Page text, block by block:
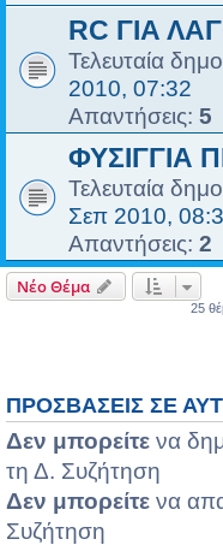
RC ΓΙΑ
Τελευταία
2010, 07:32
Απαντήσεις: 5
ΦΥΣΙΓΓΙΑ
Τελευταία
Σεπ 2010,
Απαντήσεις: 2
Νέο Θέμα
25
ΠΡΟΣΒΆΣΕΙΣ ΣΕ
Δεν μπορείτε να
τη Δ. Συζήτηση
Δεν μπορείτε να
Συζήτηση